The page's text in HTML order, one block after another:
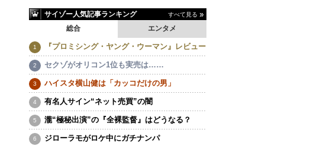
サイゾー人気記事ランキング すべて見る
エンタメ
総合
『プロミシング・ヤング・ウーマン』レビュー
セクゾがオリコン1位も実売は……
ハイスタ横山健は「カッコだけの男」
有名人サイン“ネット売買”の闇
瀧“極秘出演”の『全裸監督』はどうなる？
ジローラモがロケ中にガチナンパ